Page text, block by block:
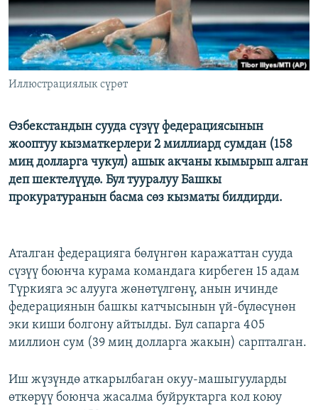
Иллюстрациялык сүрөт
Өзбекстандын сууда сүзүү федерациясынын
жооптуу кызматкерлери 2 миллиард сумдан (158
миң долларга чукул) ашык акчаны кымырып алган
деп шектелүүдө. Бул тууралуу Башкы
прокуратуранын басма сөз кызматы билдирди.
Аталган федерацияга бөлүнгөн каражаттан сууда
сүзүү боюнча курама командага кирбеген 15 адам
Түркияга эс алууга жөнөтүлгөнү, анын ичинде
федерациянын башкы катчысынын үй-бүлөсүнөн
эки киши болгону айтылды. Бул сапарга 405
миллион сум (39 миң долларга жакын) сарпталган.
Иш жүзүндө аткарылбаган окуу-машыгууларды
өткөрүү боюнча жасалма буйруктарга кол коюу